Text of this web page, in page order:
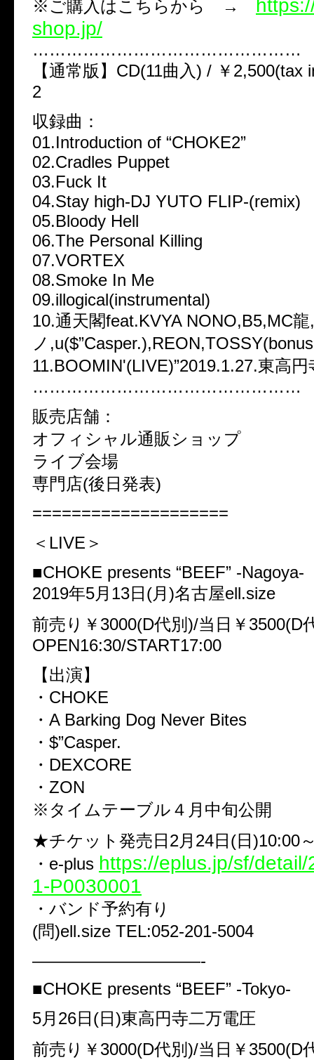
※ご購入はこちらから →
shop.jp/
…………………………………………
【通常版】CD(11曲入) / ￥2,500(tax
2
収録曲：
01.Introduction of “CHOKE2”
02.Cradles Puppet
03.Fuck It
04.Stay high-DJ YUTO FLIP-(remix)
05.Bloody Hell
06.The Personal Killing
07.VORTEX
08.Smoke In Me
09.illogical(instrumental)
10.通天閣feat.KVYA NONO,B5,MC
ノ
11.BOOMIN'(LIVE)”2019.1.27.東高円
…………………………………………
販売店舗：
オフィシャル通販ショップ
ライブ会場
専門店(後日発表)
====================
＜LIVE＞
■CHOKE presents “BEEF” -Nagoya-
2019年5月13日(月)名古屋ell.size
前売り￥3000(D代別)/当日￥3500(D
OPEN16:30/START17:00
【出演】
・CHOKE
・A Barking Dog Never Bites
・$”Casper.
・DEXCORE
・ZON
※タイムテーブル４月中旬公開
★チケット発売日2月24日(日)10:00
・e-plus https://eplus.jp/sf/
1-P0030001
・バンド予約有り
(問)ell.size TEL:052-201-5004
——————————-
■CHOKE presents “BEEF” -Tokyo-
5月26日(日)東高円寺二万電圧
前売り￥3000(D代別)/当日￥3500(D